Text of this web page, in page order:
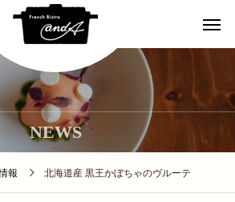
NEWS
報 北海道産 黒王かぼちゃのヴルーテ